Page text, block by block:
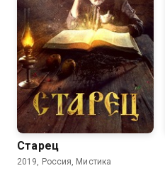
Старец
2019, Россия, Мистика